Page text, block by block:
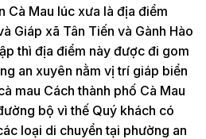
Cà Mau lúc xưa là địa điểm
Giáp xã Tân Tiến và Gành Hào
thì địa điểm này được đi gom
an xuyên nằm vị trí giáp biển
mau Cách thành phố Cà Mau
bộ vì thế Quý khách có
loại di chuyển tại phường an